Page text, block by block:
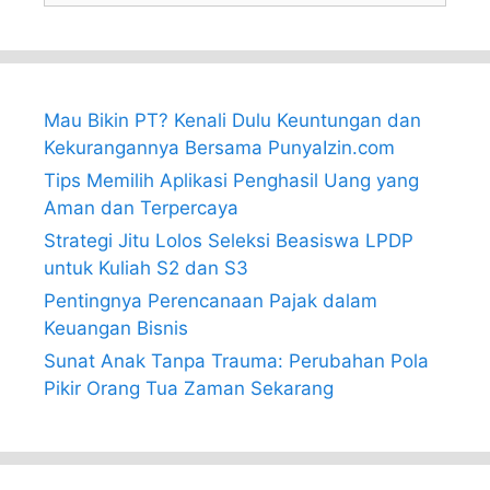
Mau Bikin PT? Kenali Dulu Keuntungan dan
Kekurangannya Bersama PunyaIzin.com
Tips Memilih Aplikasi Penghasil Uang yang
Aman dan Terpercaya
Strategi Jitu Lolos Seleksi Beasiswa LPDP
untuk Kuliah S2 dan S3
Pentingnya Perencanaan Pajak dalam
Keuangan Bisnis
Sunat Anak Tanpa Trauma: Perubahan Pola
Pikir Orang Tua Zaman Sekarang